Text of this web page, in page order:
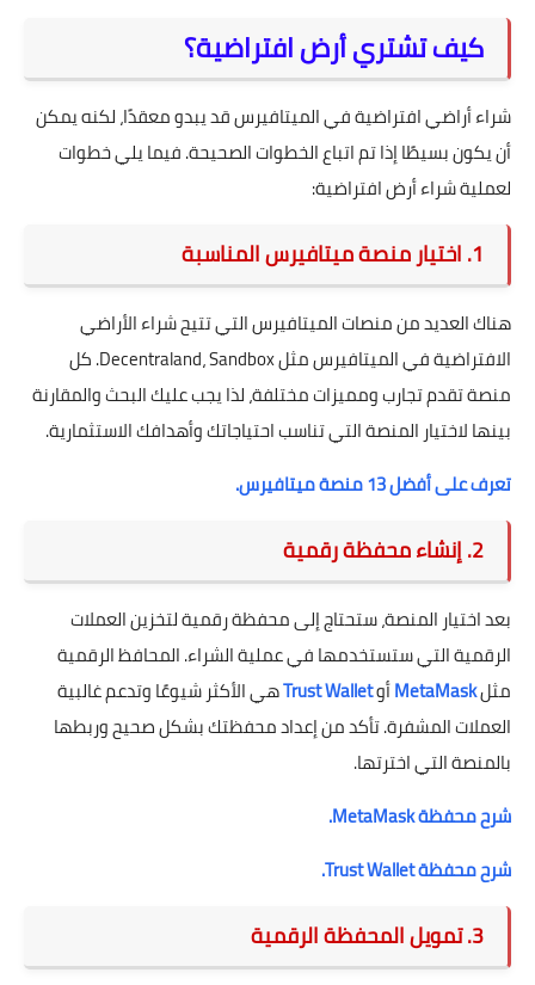
كيف تشتري أرض افتراضية؟
شراء أراضي افتراضية في الميتافيرس قد يبدو معقدًا، لكنه يمكن
أن يكون بسيطًا إذا تم اتباع الخطوات الصحيحة. فيما يلي خطوات
لعملية شراء أرض افتراضية:
1. اختيار منصة ميتافيرس المناسبة
هناك العديد من منصات الميتافيرس التي تتيح شراء الأراضي
الافتراضية في الميتافيرس مثل Decentraland، Sandbox. كل
منصة تقدم تجارب ومميزات مختلفة، لذا يجب عليك البحث والمقارنة
بينها لاختيار المنصة التي تناسب احتياجاتك وأهدافك الاستثمارية.
تعرف على أفضل 13 منصة ميتافيرس.
2. إنشاء محفظة رقمية
بعد اختيار المنصة، ستحتاج إلى محفظة رقمية لتخزين العملات
الرقمية التي ستستخدمها في عملية الشراء. المحافظ الرقمية
مثلMetaMaskأوTrust Walletهي الأكثر شيوعًا وتدعم غالبية
العملات المشفرة. تأكد من إعداد محفظتك بشكل صحيح وربطها
بالمنصة التي اخترتها.
شرح محفظة MetaMask.
شرح محفظة Trust Wallet.
3. تمويل المحفظة الرقمية